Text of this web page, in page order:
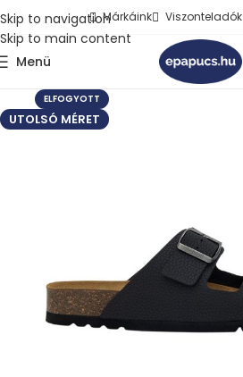
Skip to navigation
Skip to main content
Márkáink Viszonteladók
Menü
ELFOGYOTT
UTOLSÓ MÉRET